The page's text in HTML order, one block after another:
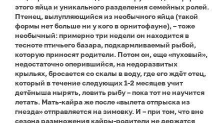
этого яйца и уникального разделения семейных ролей.
Птенец, вылупляющийся из необычного яйца (такой
формы нет больше ни у кого в орнитофауне), – тоже
необычный: примерно три недели он находится в
тесноте птичьего базара, подкармливаемый рыбой,
которую приносят родители. Потом он, еще «пуховый»,
недостаточно оперившийся, на недоразвитых
крыльях, бросается со скалы в воду, где его ждёт отец,
который в течение следующих 1-2 месяцев учит
детёныша нырять, ловить рыбу – пока тот не научится
летать. Мать-кайра же после «вылета отпрыска из
гнезда» отправляется на зимовку. И – при том, что вне
сезона размножения кайры-родители не держатся